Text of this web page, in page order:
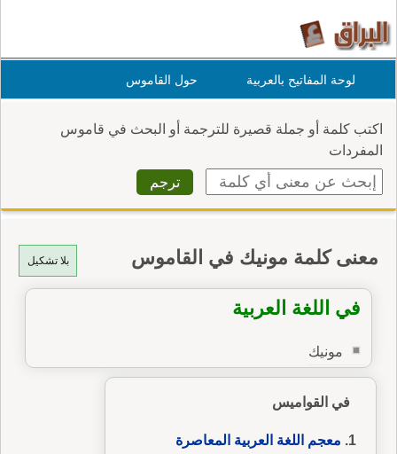
لوحة المفاتيح بالعربية حول القاموس
اكتب كلمة أو جملة قصيرة للترجمة أو البحث في قاموس
المفردات
بلا تشكيل معنى كلمة مونيك في القاموس
في اللغة العربية
مونيك
في القواميس
معجم اللغة العربية المعاصرة